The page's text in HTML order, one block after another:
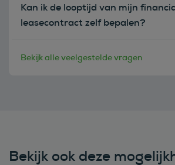
Kan ik de looptijd van mijn
leasecontract zelf bepalen?
Bekijk alle veelgestelde vragen
Bekijk ook deze